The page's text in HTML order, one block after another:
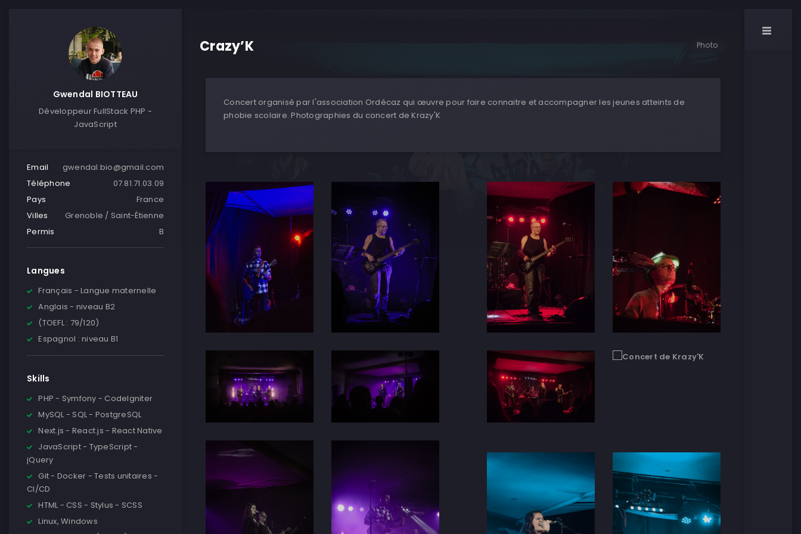
Gwendal BIOTTEAU
Développeur FullStack PHP -
JavaScript
Email
gwendal.bio@gmail.com
Téléphone
07.81.71.03.09
Pays
France
Villes
Grenoble / Saint-Étienne
Permis
B
Langues
Français - Langue maternelle
Anglais - niveau B2
(TOEFL : 79/120)
Espagnol : niveau B1
Skills
PHP - Symfony - CodeIgniter
MySQL - SQL - PostgreSQL
Next.js - React.js - React Native
JavaScript - TypeScript -
jQuery
Git - Docker - Tests unitaires -
CI/CD
HTML - CSS - Stylus - SCSS
Linux, Windows
Crazy’K Photo
Concert organisé par l'association Ordécaz qui œuvre pour faire connaitre et accompagner les jeunes atteints de
phobie scolaire. Photographies du concert de Krazy'K